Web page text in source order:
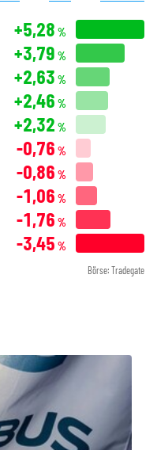
+5,28 %
+3,79 %
+2,63 %
+2,46 %
+2,32 %
-0,76 %
-0,86 %
-1,06 %
-1,76 %
-3,45 %
Börse: Tradegate